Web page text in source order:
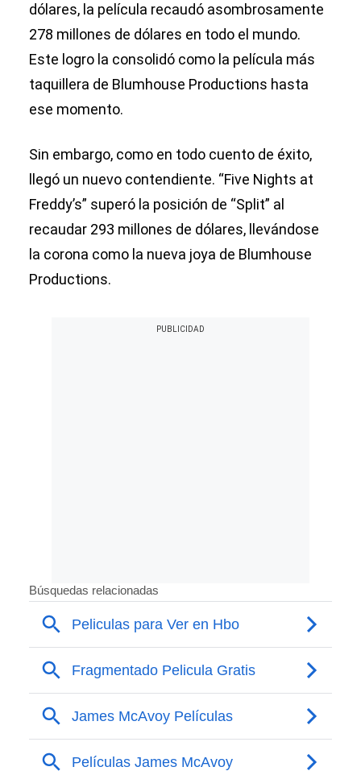
dólares, la película recaudó asombrosamente
278 millones de dólares en todo el mundo.
Este logro la consolidó como la película más
taquillera de Blumhouse Productions hasta
ese momento.
Sin embargo, como en todo cuento de éxito,
llegó un nuevo contendiente. “Five Nights at
Freddy’s” superó la posición de “Split” al
recaudar 293 millones de dólares, llevándose
la corona como la nueva joya de Blumhouse
Productions.